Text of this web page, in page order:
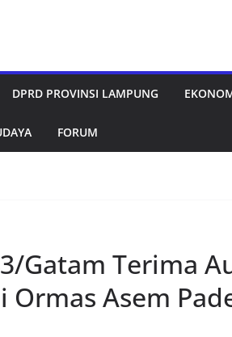
DPRD PROVINSI LAMPUNG
FORUM
Gatam Terima
Asem